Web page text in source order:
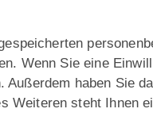
Wenn Sie eine
haben Sie
Weiteren steht Ihnen